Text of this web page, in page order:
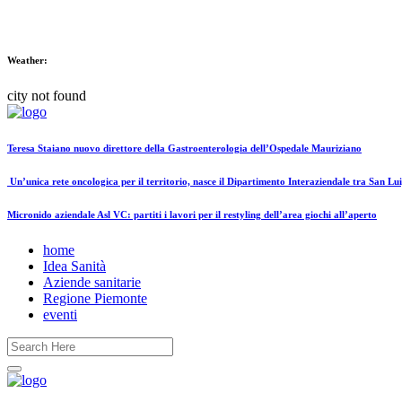
Weather:
city not found
Teresa Staiano nuovo direttore della Gastroenterologia dell’Ospedale Mauriziano
Un’unica rete oncologica per il territorio, nasce il Dipartimento Interaziendale tra San
Micronido aziendale Asl VC: partiti i lavori per il restyling dell’area giochi all’aperto
home
Idea Sanità
Aziende sanitarie
Regione Piemonte
eventi